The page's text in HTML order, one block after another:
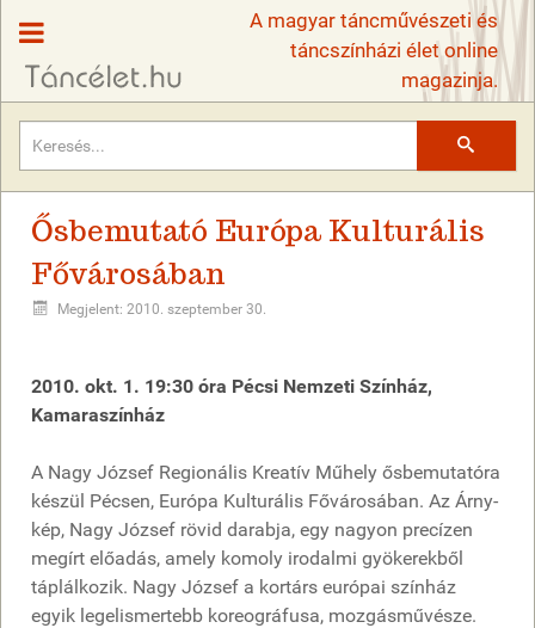
A magyar táncművészeti és
táncszínházi élet online
magazinja.
Ősbemutató Európa Kulturális
Fővárosában
Megjelent: 2010. szeptember 30.
2010. okt. 1. 19:30 óra Pécsi Nemzeti Színház,
Kamaraszínház
A Nagy József Regionális Kreatív Műhely ősbemutatóra
készül Pécsen, Európa Kulturális Fővárosában. Az Árny-
kép, Nagy József rövid darabja, egy nagyon precízen
megírt előadás, amely komoly irodalmi gyökerekből
táplálkozik. Nagy József a kortárs európai színház
egyik legelismertebb koreográfusa, mozgásművésze.